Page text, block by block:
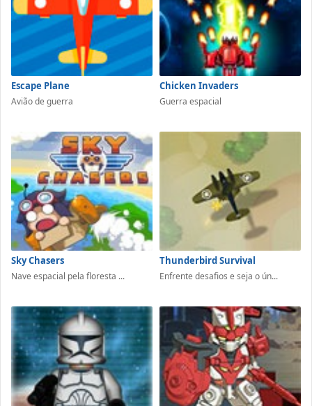
Escape Plane
Avião de guerra
Chicken Invaders
Guerra espacial
Sky Chasers
Nave espacial pela floresta ...
Thunderbird Survival
Enfrente desafios e seja o ún...